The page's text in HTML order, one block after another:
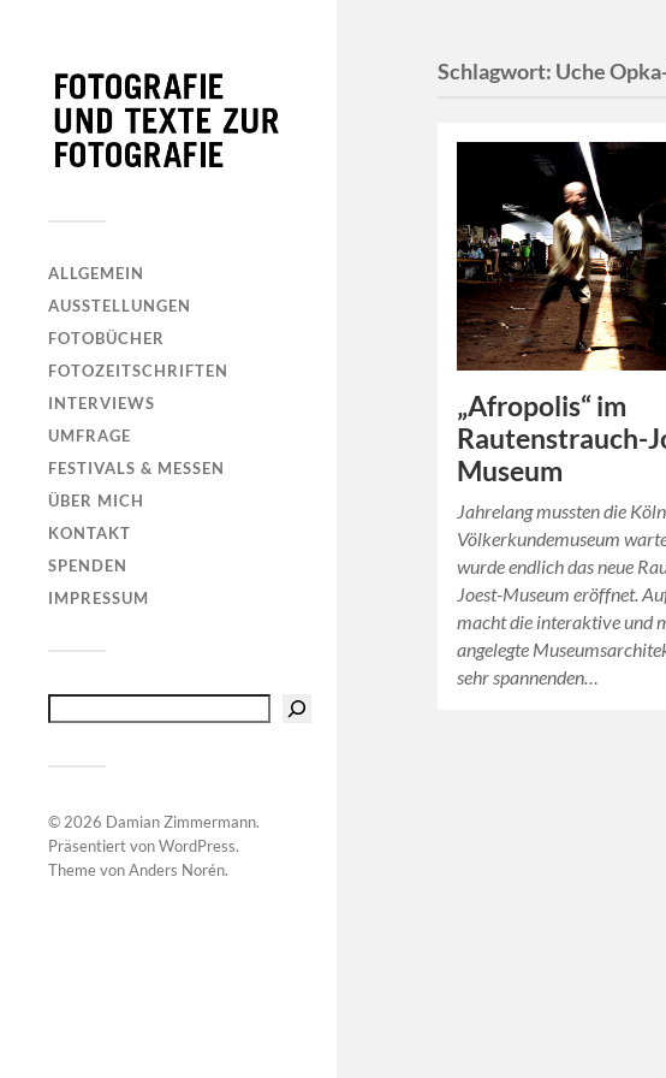
ALLGEMEIN
AUSSTELLUNGEN
FOTOBÜCHER
FOTOZEITSCHRIFTEN
INTERVIEWS
UMFRAGE
FESTIVALS & MESSEN
ÜBER MICH
KONTAKT
SPENDEN
IMPRESSUM
© 2026 Damian Zimmermann.
Präsentiert vonWordPress.
Theme vonAnders Norén.
Schlagwort: Uche
„Afropolis“ im
Rautenstrauch-
Museum
Jahrelang mussten die
Völkerkundemuseum
wurde endlich das neue
Joest-Museum eröffnet.
macht die interaktive und
angelegte
sehr spannenden…